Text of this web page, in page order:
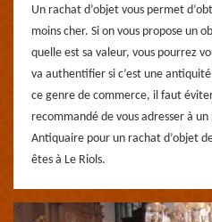
Un rachat d’objet vous permet
moins cher. Si on vous propose un
quelle est sa valeur, vous pourrez
va authentifier si c’est une
ce genre de commerce, il faut
recommandé de vous adresser à
Antiquaire pour un rachat d’objet
êtes à Le Riols.